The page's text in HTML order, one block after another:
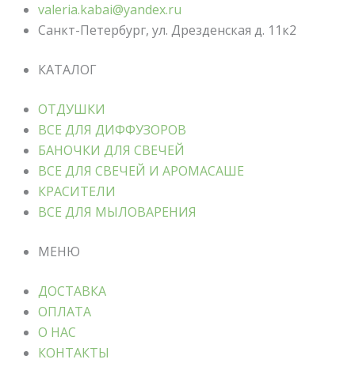
valeria.kabai@yandex.ru
Санкт-Петербург, ул. Дрезденская д. 11к2
КАТАЛОГ
ОТДУШКИ
ВСЕ ДЛЯ ДИФФУЗОРОВ
БАНОЧКИ ДЛЯ СВЕЧЕЙ
ВСЕ ДЛЯ СВЕЧЕЙ И АРОМАСАШЕ
КРАСИТЕЛИ
ВСЕ ДЛЯ МЫЛОВАРЕНИЯ
МЕНЮ
ДОСТАВКА
ОПЛАТА
О НАС
КОНТАКТЫ